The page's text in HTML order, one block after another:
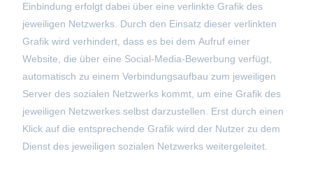
Einbindung erfolgt dabei über eine verlinkte Grafik des
jeweiligen Netzwerks. Durch den Einsatz dieser verlinkten
Grafik wird verhindert, dass es bei dem Aufruf einer
Website, die über eine Social-Media-Bewerbung verfügt,
automatisch zu einem Verbindungsaufbau zum jeweiligen
Server des sozialen Netzwerks kommt, um eine Grafik des
jeweiligen Netzwerkes selbst darzustellen. Erst durch einen
Klick auf die entsprechende Grafik wird der Nutzer zu dem
Dienst des jeweiligen sozialen Netzwerks weitergeleitet.